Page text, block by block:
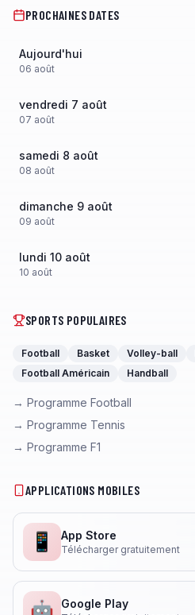
PROCHAINES DATES
Aujourd'hui
06 août
vendredi 7 août
07 août
samedi 8 août
08 août
dimanche 9 août
09 août
lundi 10 août
10 août
SPORTS POPULAIRES
Football Basket Volley-ball
Football Américain
Handball
→ Programme Football
→ Programme Tennis
→ Programme F1
APPLICATIONS MOBILES
📱 App Store
Télécharger gratuitement
🤖 Google Play